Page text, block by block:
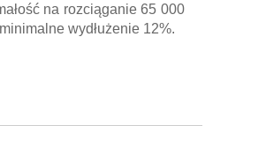
na rozciąganie 65 000
wydłużenie 12%.